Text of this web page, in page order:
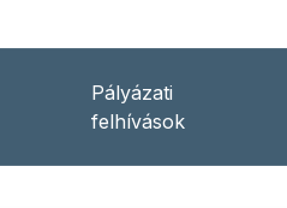
Pályázati
felhívások